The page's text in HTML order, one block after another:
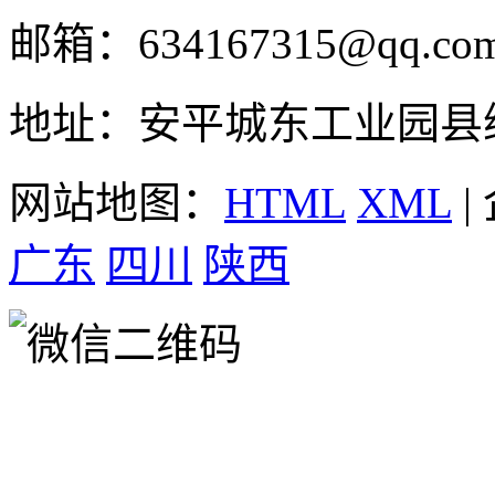
邮箱：
地址：安平城东工业园县
网站地图： HTML XML |
广东 四川 陕西